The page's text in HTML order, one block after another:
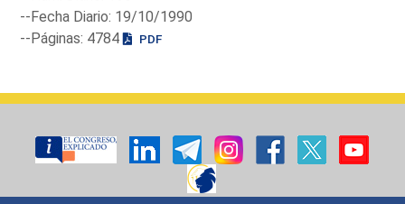
--Fecha Diario: 19/10/1990
--Páginas: 4784
PDF